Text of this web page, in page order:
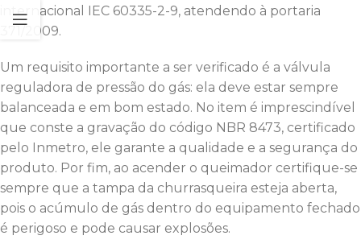
internacional IEC 60335-2-9, atendendo à portaria
371/2009.
Um requisito importante a ser verificado é a válvula
reguladora de pressão do gás: ela deve estar sempre
balanceada e em bom estado. No item é imprescindível
que conste a gravação do código NBR 8473, certificado
pelo Inmetro, ele garante a qualidade e a segurança do
produto. Por fim, ao acender o queimador certifique-se
sempre que a tampa da churrasqueira esteja aberta,
pois o acúmulo de gás dentro do equipamento fechado
é perigoso e pode causar explosões.